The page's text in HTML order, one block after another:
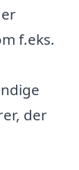
f.eks.
der